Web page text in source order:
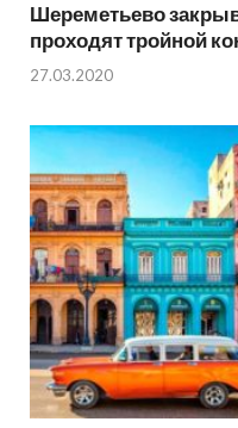
Шереметьево
проходят тройной
27.03.2020